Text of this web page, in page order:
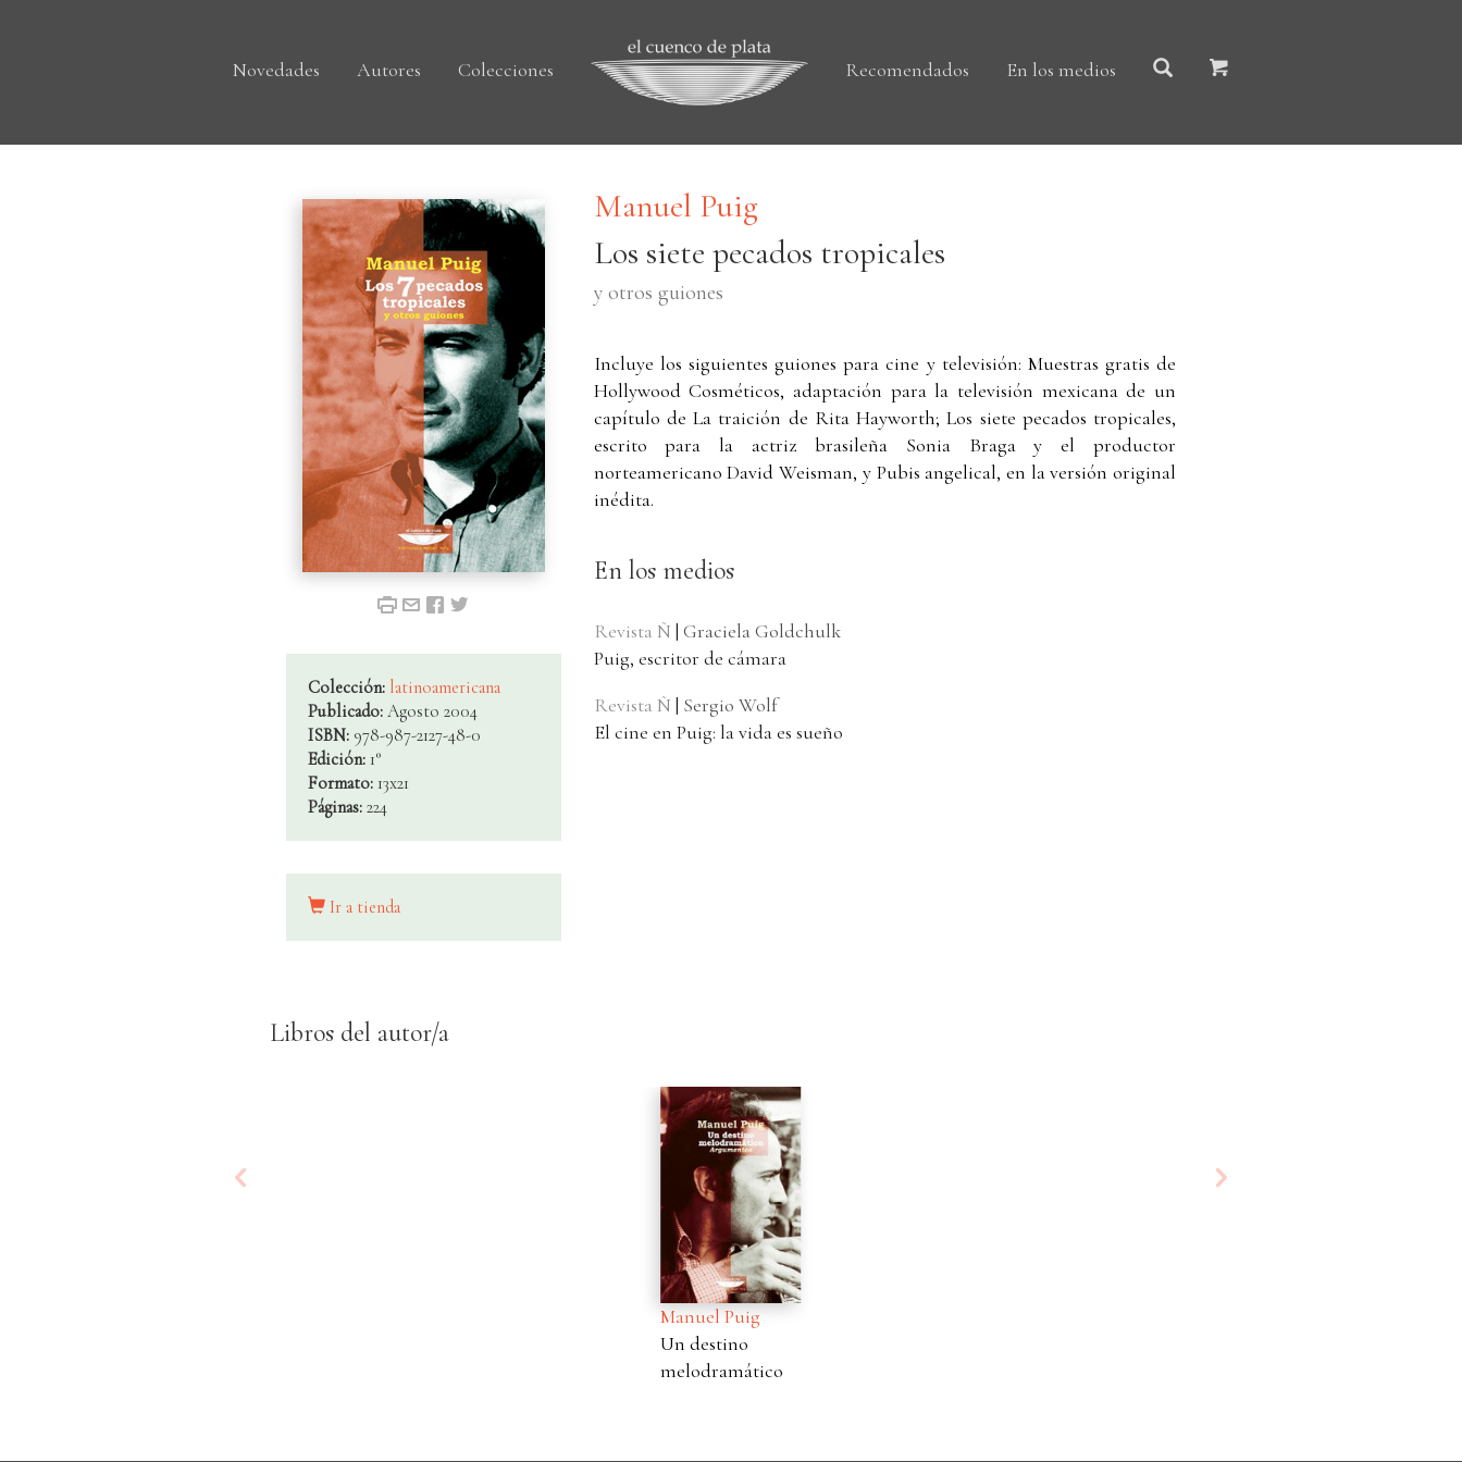
Novedades Autores Colecciones Recomendados En los medios
Colección: latinoamericana
Publicado: Agosto 2004
ISBN: 978-987-2127-48-0
Edición: 1°
Formato: 13x21
Páginas: 224
Ir a tienda
Manuel Puig
Los siete pecados tropicales
y otros guiones
Incluye los siguientes guiones para cine y televisión: Muestras gratis de
Hollywood Cosméticos, adaptación para la televisión mexicana de un
capítulo de La traición de Rita Hayworth; Los siete pecados tropicales,
escrito para la actriz brasileña Sonia Braga y el productor
norteamericano David Weisman, y Pubis angelical, en la versión original
inédita.
En los medios
Revista Ñ | Graciela Goldchulk
Puig, escritor de cámara
Revista Ñ | Sergio Wolf
El cine en Puig: la vida es sueño
Libros del autor/a
Manuel Puig
Un destino
melodramático